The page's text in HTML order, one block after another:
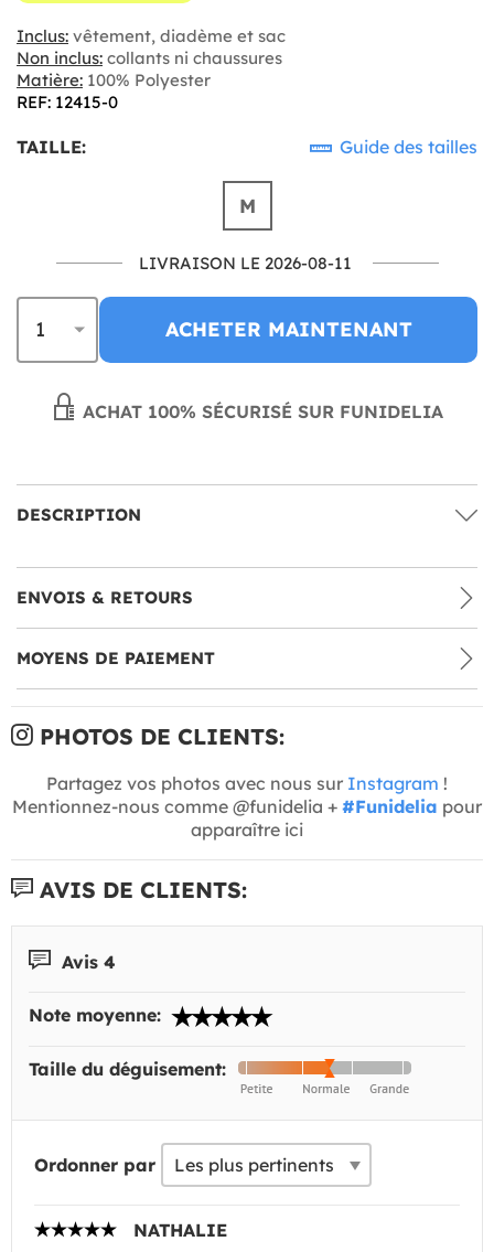
Inclus: vêtement, diadème et sac
Non inclus: collants ni chaussures
Matière: 100% Polyester
REF: 12415-0
TAILLE: Guide des tailles
M
LIVRAISON LE 2026-08-11
ACHETER MAINTENANT
ACHAT 100% SÉCURISÉ SUR FUNIDELIA
DESCRIPTION
ENVOIS & RETOURS
MOYENS DE PAIEMENT
PHOTOS DE CLIENTS:
Partagez vos photos avec nous sur Instagram !
Mentionnez-nous comme @funidelia + #Funidelia pour
apparaître ici
AVIS DE CLIENTS:
Avis 4
Note moyenne:
Taille du déguisement:
Ordonner par
NATHALIE